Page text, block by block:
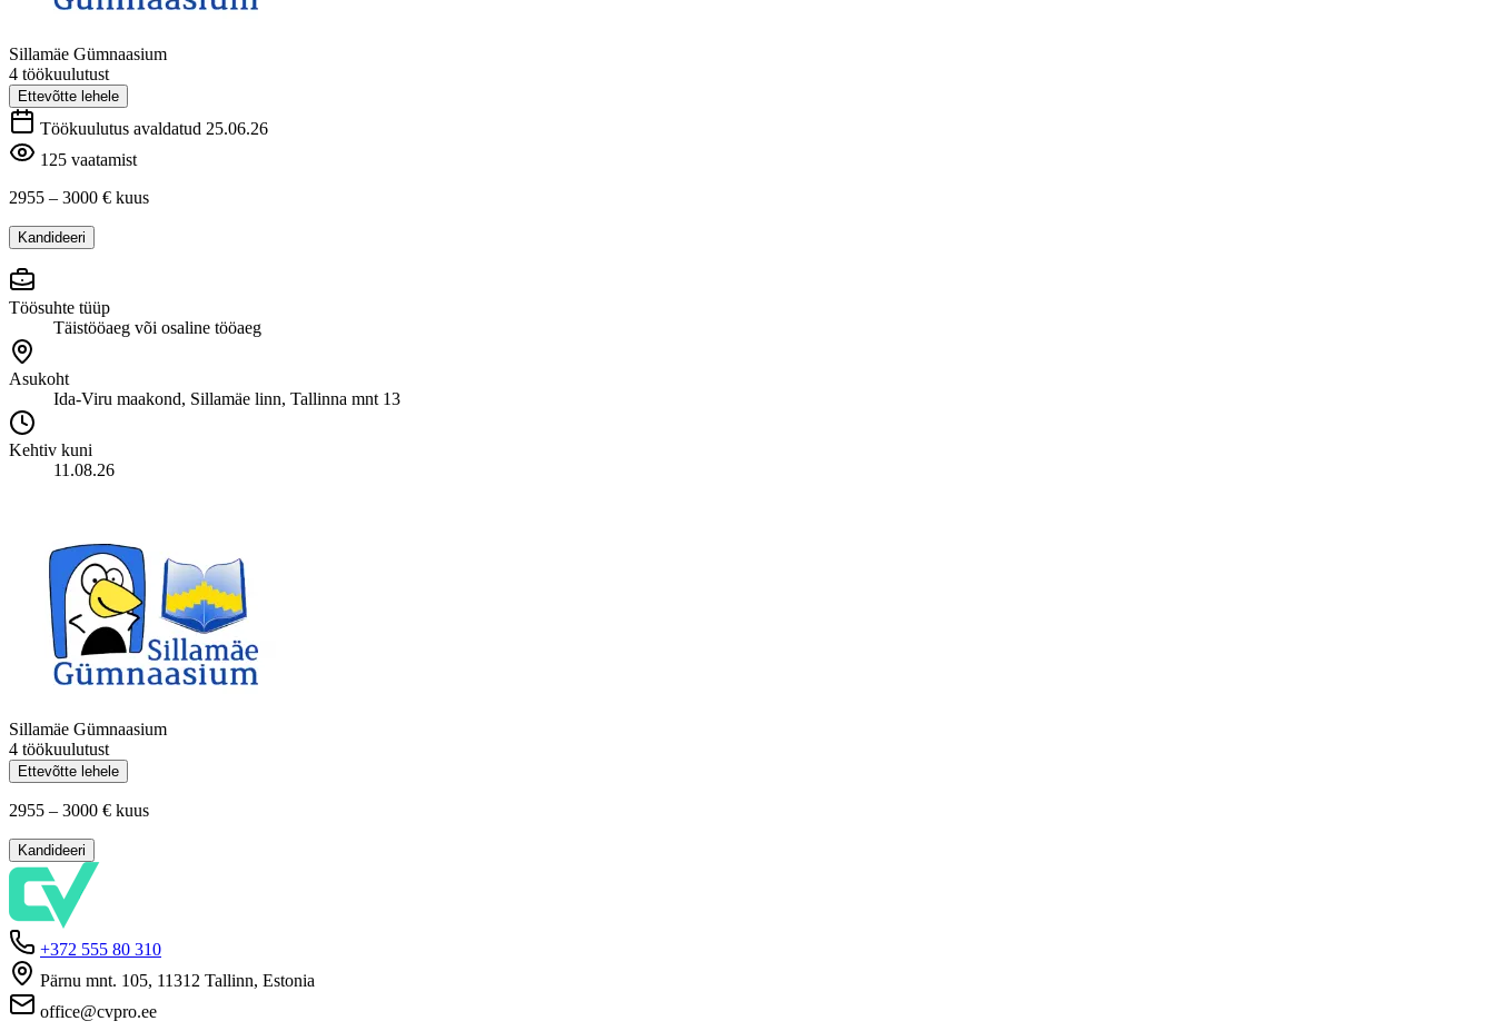
Sillamäe Gümnaasium
4 töökuulutust
Ettevõtte lehele
Töökuulutus avaldatud 25.06.26
125 vaatamist
2955 – 3000 € kuus
Kandideeri
Töösuhte tüüp
Täistööaeg või osaline tööaeg
Asukoht
Ida-Viru maakond, Sillamäe linn, Tallinna mnt 13
Kehtiv kuni
11.08.26
Sillamäe Gümnaasium
4 töökuulutust
Ettevõtte lehele
2955 – 3000 € kuus
Kandideeri
+372 555 80 310
Pärnu mnt. 105, 11312 Tallinn, Estonia
office@cvpro.ee